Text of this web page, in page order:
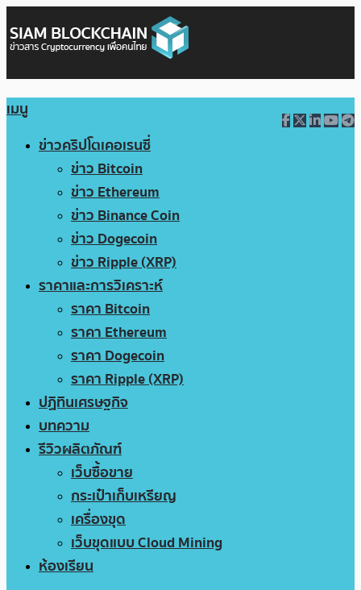
เมนู
ข่าวคริปโตเคอเรนซี่
ข่าว Bitcoin
ข่าว Ethereum
ข่าว Binance Coin
ข่าว Dogecoin
ข่าว Ripple (XRP)
ราคาและการวิเคราะห์
ราคา Bitcoin
ราคา Ethereum
ราคา Dogecoin
ราคา Ripple (XRP)
ปฏิทินเศรษฐกิจ
บทความ
รีวิวผลิตภัณฑ์
เว็บซื้อขาย
กระเป๋าเก็บเหรียญ
เครื่องขุด
เว็บขุดแบบ Cloud Mining
ห้องเรียน